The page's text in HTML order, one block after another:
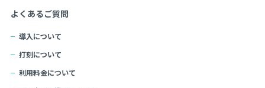
よくあるご質問
導入について
打刻について
利用料金について